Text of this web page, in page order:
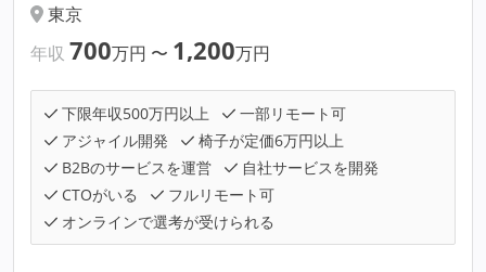
東京
年収 700万円 〜 1,200万円
下限年収500万円以上
一部リモート可
アジャイル開発
椅子が定価6万円以上
B2Bのサービスを運営
自社サービスを開発
CTOがいる
フルリモート可
オンラインで選考が受けられる